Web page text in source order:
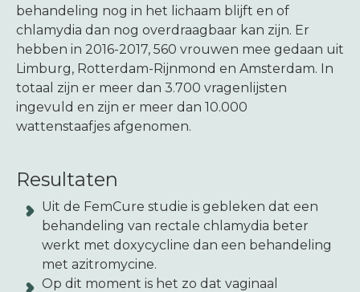
behandeling nog in het lichaam blijft en of
chlamydia dan nog overdraagbaar kan zijn. Er
hebben in 2016-2017, 560 vrouwen mee gedaan uit
Limburg, Rotterdam-Rijnmond en Amsterdam. In
totaal zijn er meer dan 3.700 vragenlijsten
ingevuld en zijn er meer dan 10.000
wattenstaafjes afgenomen.
Resultaten
Uit de FemCure studie is gebleken dat een
behandeling van rectale chlamydia beter
werkt met doxycycline dan een behandeling
met azitromycine.
Op dit moment is het zo dat vaginaal